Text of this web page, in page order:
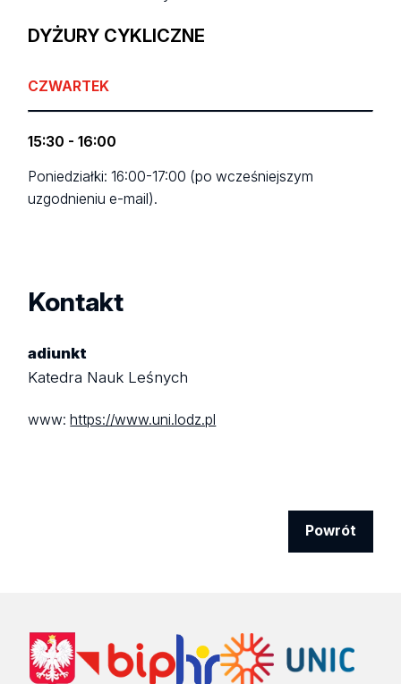
DYŻURY CYKLICZNE
CZWARTEK
15:30 - 16:00
Poniedziałki: 16:00-17:00 (po wcześniejszym
uzgodnieniu e-mail).
Kontakt
adiunkt
Katedra Nauk Leśnych
www:https://www.uni.lodz.pl
Powrót